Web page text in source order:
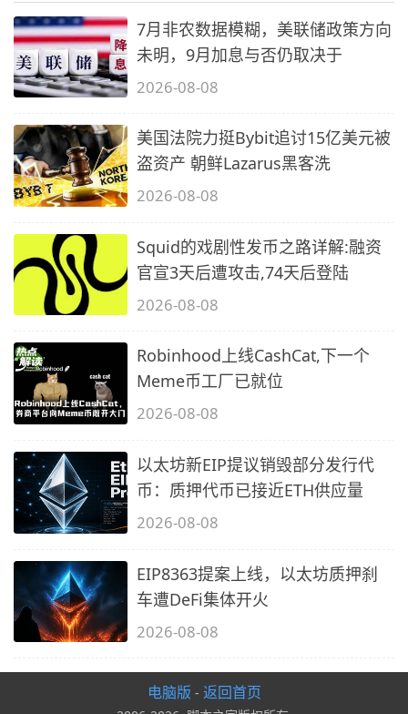
7月非农数据模糊，美联储政策方向
未明，9月加息与否仍取决于
2026-08-08
美国法院力挺Bybit追讨15亿美元被
盗资产 朝鲜Lazarus黑客洗
2026-08-08
Squid的戏剧性发币之路详解:融资
官宣3天后遭攻击,74天后登陆
2026-08-08
Robinhood上线CashCat,下一个
Meme币工厂已就位
2026-08-08
以太坊新EIP提议销毁部分发行代
币：质押代币已接近ETH供应量
2026-08-08
EIP8363提案上线，以太坊质押刹
车遭DeFi集体开火
2026-08-08
电脑版 - 返回首页